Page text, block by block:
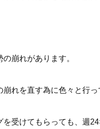
崩れがあります。
れを直す為に色々と行っ
受けてもらっても、週